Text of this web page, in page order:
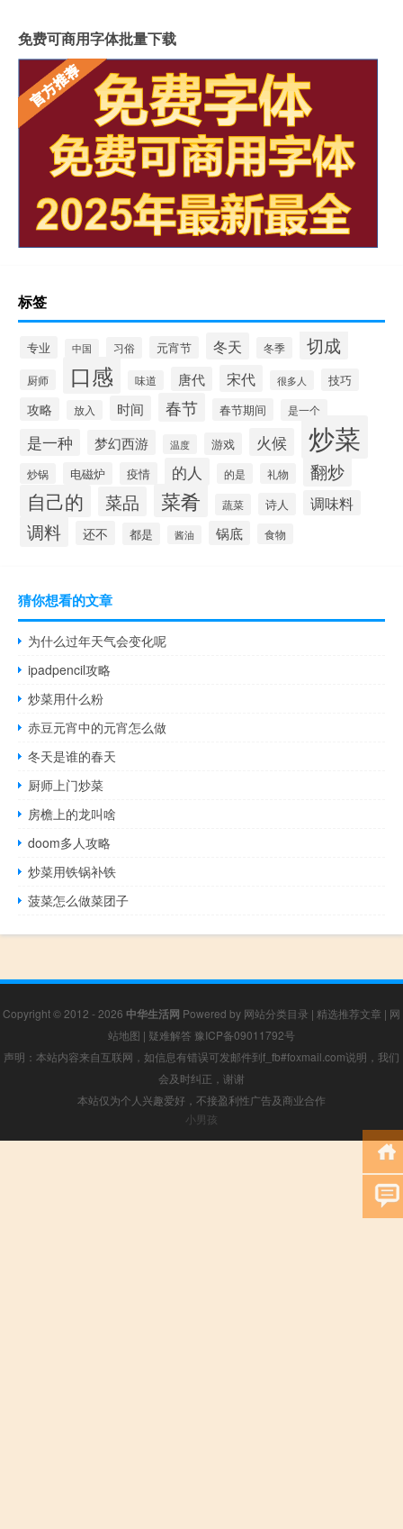
免费可商用字体批量下载
标签
专业 中国 习俗 元宵节 冬天 冬季 切成
厨师 口感 味道 唐代 宋代 很多人 技巧
攻略 放入 时间 春节 春节期间 是一个
是一种 梦幻西游 温度 游戏 火候 炒菜
炒锅 电磁炉 疫情 的人 的是 礼物 翻炒
自己的 菜品 菜肴 蔬菜 诗人 调味料
调料 还不 都是 酱油 锅底 食物
猜你想看的文章
为什么过年天气会变化呢
ipadpencil攻略
炒菜用什么粉
赤豆元宵中的元宵怎么做
冬天是谁的春天
厨师上门炒菜
房檐上的龙叫啥
doom多人攻略
炒菜用铁锅补铁
菠菜怎么做菜团子
Copyright © 2012 - 2026 中华生活网 Powered by 网站分类目录 | 精选推荐文章 | 网
站地图 | 疑难解答 豫ICP备09011792号
声明：本站内容来自互联网，如信息有错误可发邮件到f_fb#foxmail.com说明，我们
会及时纠正，谢谢
本站仅为个人兴趣爱好，不接盈利性广告及商业合作
小男孩